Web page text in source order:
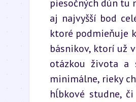
piesočných dún tu
aj najvyšší bod
ktoré podmieňuje
básnikov, ktorí už
otázkou života a
minimálne, rieky
hĺbkové studne,